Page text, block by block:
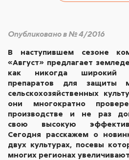
Опубликовано в № 4/2016
В наступившем сезоне
«Август» предлагает
как никогда широкий
препаратов для защиты
сельскохозяйственных
они многократно
производстве и не раз
свою высокую
Сегодня расскажем о
двух культурах, посевы
многих регионах